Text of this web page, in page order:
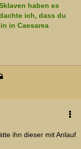
haben es
ich, dass du
in Caesarea
ihn dieser mit Anlauf